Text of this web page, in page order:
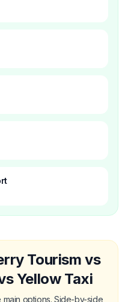
Tourism vs
Yellow Taxi
main options. Side-by-side